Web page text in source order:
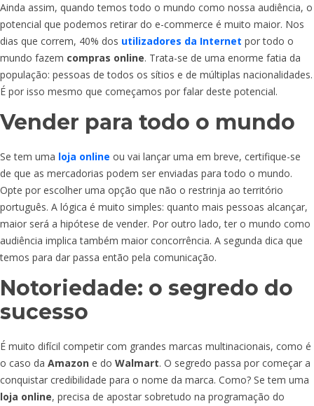
Ainda assim, quando temos todo o mundo como nossa audiência, o
potencial que podemos retirar do e-commerce é muito maior. Nos
dias que correm, 40% dos utilizadores da Internet por todo o
mundo fazem compras online. Trata-se de uma enorme fatia da
população: pessoas de todos os sítios e de múltiplas nacionalidades.
É por isso mesmo que começamos por falar deste potencial.
Vender para todo o mundo
Se tem uma loja online ou vai lançar uma em breve, certifique-se
de que as mercadorias podem ser enviadas para todo o mundo.
Opte por escolher uma opção que não o restrinja ao território
português. A lógica é muito simples: quanto mais pessoas alcançar,
maior será a hipótese de vender. Por outro lado, ter o mundo como
audiência implica também maior concorrência. A segunda dica que
temos para dar passa então pela comunicação.
Notoriedade: o segredo do
sucesso
É muito difícil competir com grandes marcas multinacionais, como é
o caso da Amazon e do Walmart. O segredo passa por começar a
conquistar credibilidade para o nome da marca. Como? Se tem uma
loja online, precisa de apostar sobretudo na programação do